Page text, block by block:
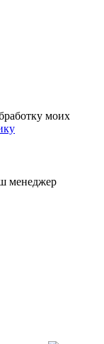
моих
менеджер